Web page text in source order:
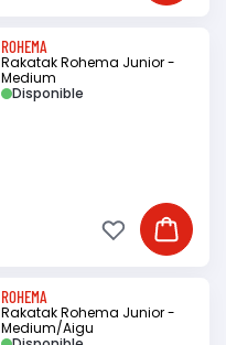
ROHEMA
Rakatak Rohema Junior -
Medium
Disponible
Ajouter
Ajouter à ma
ROHEMA
Rakatak Rohema Junior -
Medium/Aigu